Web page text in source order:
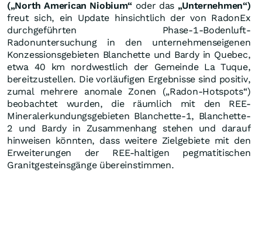
(„North American Niobium“ oder das „Unternehmen“)
freut sich, ein Update hinsichtlich der von RadonEx
durchgeführten Phase-1-Bodenluft-
Radonuntersuchung in den unternehmenseigenen
Konzessionsgebieten Blanchette und Bardy in Quebec,
etwa 40 km nordwestlich der Gemeinde La Tuque,
bereitzustellen. Die vorläufigen Ergebnisse sind positiv,
zumal mehrere anomale Zonen („Radon-Hotspots“)
beobachtet wurden, die räumlich mit den REE-
Mineralerkundungsgebieten Blanchette-1, Blanchette-
2 und Bardy in Zusammenhang stehen und darauf
hinweisen könnten, dass weitere Zielgebiete mit den
Erweiterungen der REE-haltigen pegmatitischen
Granitgesteinsgänge übereinstimmen.